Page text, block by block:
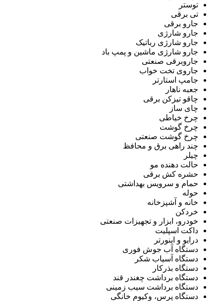
توستر
تی برقی
جارو برقی
جارو شارژی
جارو شارژی رباتیک
جارو شارژی ماشین و پمپ باد
جاروبرقی صنعتی
جاروی تخت خواب
جامپ استارتر
جعبه ناهار
چاقو تیزکن برقی
چای ساز
چرخ خیاطی
چرخ گوشت
چرخ گوشت صنعتی
چند راهی برق و محافظ
چیلر
حالت دهنده مو
حشره کش برقی
حمام و سرویس بهداشتی
حوله
خانه و آشپزخانه
خردکن
خودرو، ابزار و تجهیزات صنعتی
داکت اسپلیت
درایو و اینورتر
دستگاه آب جوش فوری
دستگاه آسیاب شکر
دستگاه بذرکار
دستگاه برداشت چغندر قند
دستگاه برداشت سیب زمینی
دستگاه پرس، وکیوم خانگی